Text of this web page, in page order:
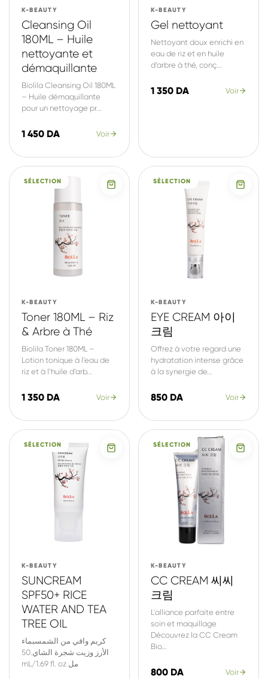
K-BEAUTY
Cleansing Oil
180ML – Huile
nettoyante et
démaquillante
Biolila Cleansing Oil 180ML
– Huile démaquillante
pour un nettoyage pr...
1 450 DA Voir
K-BEAUTY
Gel nettoyant
Nettoyant doux enrichi en
eau de riz et en huile
d’arbre à thé, conç...
1 350 DA Voir
SÉLECTION
K-BEAUTY
Toner 180ML – Riz
& Arbre à Thé
Biolila Toner 180ML –
Lotion tonique à l’eau de
riz et à l’huile d’arb...
1 350 DA Voir
SÉLECTION
K-BEAUTY
EYE CREAM 아이
크림
Offrez à votre regard une
hydratation intense grâce
à la synergie de...
850 DA Voir
SÉLECTION
K-BEAUTY
SUNCREAM
SPF50+ RICE
WATER AND TEA
TREE OIL
كريم واقي من الشمسبماء
الأرز وزيت شجرة الشاي.50
mL/1.69 fl. oz مل
SÉLECTION
K-BEAUTY
CC CREAM 씨씨
크림
L'alliance parfaite entre
soin et maquillage
Découvrez la CC Cream
Bio...
800 DA Voir